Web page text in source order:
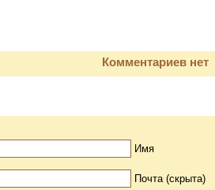
Комментариев нет
Имя
Почта (скрыта)